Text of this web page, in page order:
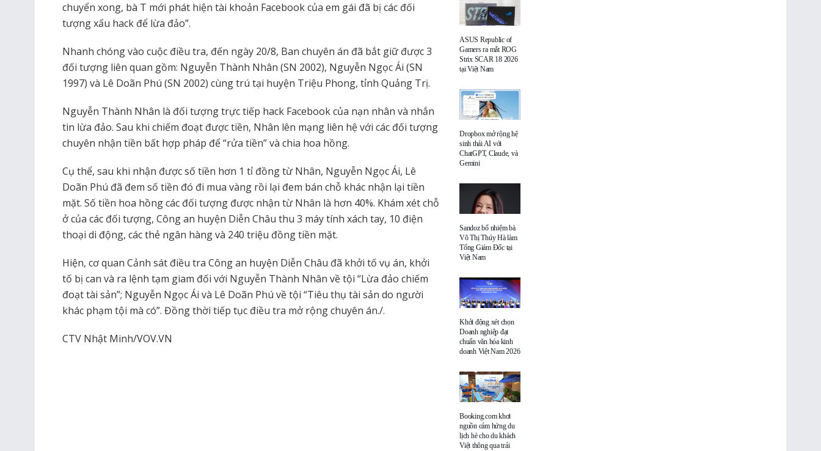
chuyển xong, bà T mới phát hiện tài khoản Facebook của em gái đã bị các đối
tượng xấu hack để lừa đảo”.
Nhanh chóng vào cuộc điều tra, đến ngày 20/8, Ban chuyên án đã bắt giữ được 3
đối tượng liên quan gồm: Nguyễn Thành Nhân (SN 2002), Nguyễn Ngọc Ái (SN
1997) và Lê Doãn Phú (SN 2002) cùng trú tại huyện Triệu Phong, tỉnh Quảng Trị.
Nguyễn Thành Nhân là đối tượng trực tiếp hack Facebook của nạn nhân và nhắn
tin lừa đảo. Sau khi chiếm đoạt được tiền, Nhân lên mạng liên hệ với các đối tượng
chuyên nhận tiền bất hợp pháp để “rửa tiền” và chia hoa hồng.
Cụ thể, sau khi nhận được số tiền hơn 1 tỉ đồng từ Nhân, Nguyễn Ngọc Ái, Lê
Doãn Phú đã đem số tiền đó đi mua vàng rồi lại đem bán chỗ khác nhận lại tiền
mặt. Số tiền hoa hồng các đối tượng được nhận từ Nhân là hơn 40%. Khám xét chỗ
ở của các đối tượng, Công an huyện Diễn Châu thu 3 máy tính xách tay, 10 điện
thoại di động, các thẻ ngân hàng và 240 triệu đồng tiền mặt.
Hiện, cơ quan Cảnh sát điều tra Công an huyện Diễn Châu đã khởi tố vụ án, khởi
tố bị can và ra lệnh tạm giam đối với Nguyễn Thành Nhân về tội “Lừa đảo chiếm
đoạt tài sản”; Nguyễn Ngọc Ái và Lê Doãn Phú về tội “Tiêu thụ tài sản do người
khác phạm tội mà có”. Đồng thời tiếp tục điều tra mở rộng chuyên án./.
CTV Nhật Minh/VOV.VN
ASUS Republic of
Gamers ra mắt ROG
Strix SCAR 18 2026
tại Việt Nam
Dropbox mở rộng hệ
sinh thái AI với
ChatGPT, Claude, và
Gemini
Sandoz bổ nhiệm bà
Võ Thị Thúy Hà làm
Tổng Giám Đốc tại
Việt Nam
Khởi động xét chọn
Doanh nghiệp đạt
chuẩn văn hóa kinh
doanh Việt Nam 2026
Booking.com khơi
nguồn cảm hứng du
lịch hè cho du khách
Việt thông qua trải